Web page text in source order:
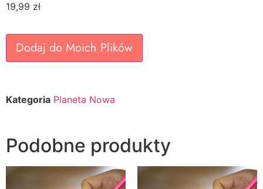
19,99 zł
Dodaj do Moich Plików
Kategoria Planeta Nowa
Podobne produkty